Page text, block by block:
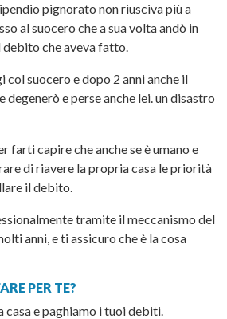
pignorato non riusciva più a
al suocero che a sua volta andò in
che aveva fatto.
suocero e dopo 2 anni anche il
e perse anche lei. un disastro
farti capire che anche se è umano e
di riavere la propria casa le priorità
il debito.
tramite il meccanismo del
anni, e ti assicuro che è la cosa
PER TE?
casa e paghiamo i tuoi debiti.